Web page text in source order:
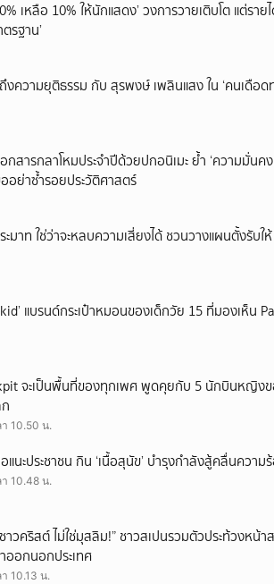
เหลือ 10% ให้นักแสดง’ วงการวายเติบโต แต่รา
รฐาน’
งความยุติธรรม กับ สุรพงษ์ เพลินแสง ใน ‘คนเดือด
กสารกลาโหมประจำปีด้วยปกอนิเมะ ย้ำ ‘ความมั่น
อย่าซ้ำรอยประวัติศาสตร์
ะมาท ใช่ว่าจะหลบความเสี่ยงได้ ชวนวางแผนตั้งรับใ
แบรนด์กระเป๋าหมอนของเด็กวัย 15 ที่มองเห็น
จะเป็นพื้นที่ของทุกเพศ พูดคุยกับ 5 นักบินหญิงข
10.50 น.
แนะประชาชน กิน ‘เนื้อสุนัข’ บำรุงกำลังสู้คลื่นความ
10.48 น.
าวคริสต์ ไม่ใช่มุสลิม!” ชาวสเปนรวมตัวประท้วงหน้
ออกนอกประเทศ
10.13 น.